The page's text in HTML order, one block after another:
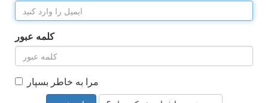
کلمه عبور
مرا به خاطر بسپار